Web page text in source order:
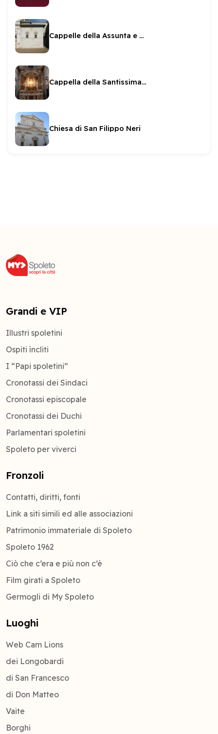
Cappelle della Assunta e di San Leonardo
Cappella della Santissima Icona (o Mauri)
Chiesa di San Filippo Neri
Grandi e VIP
Illustri spoletini
Ospiti ìncliti
I “Papi spoletini”
Cronotassi dei Sindaci
Cronotassi episcopale
Cronotassi dei Duchi
Parlamentari spoletini
Spoleto per viverci
Fronzoli
Contatti, diritti, fonti
Link a siti simili ed alle associazioni
Patrimonio immateriale di Spoleto
Spoleto 1962
Ciò che c’era e più non c’è
Film girati a Spoleto
Germogli di My Spoleto
Luoghi
Web Cam Lions
dei Longobardi
di San Francesco
di Don Matteo
Vaite
Borghi